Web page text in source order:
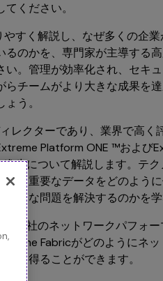
ください。
すく解説し、なぜ多くの企
るのかを、専門家が主導する
。管理が効率化され、セキ
チームがより大きな成果を
う。
レクターであり、業界で高く
Platform ONE ™および
歩について解説します。テ
し、重要なデータをどのよう
うな問題を解決するのかを学
会社のネットワークパフォ
Fabricがどのようにネ
察を得ることができます。